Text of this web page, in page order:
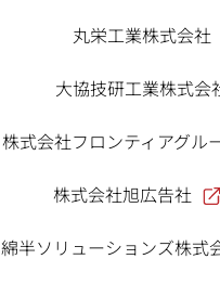
丸栄工業株式会社
大協技研工業株式会
株式会社フロンティアグル
株式会社旭広告社
綿半ソリューションズ株式